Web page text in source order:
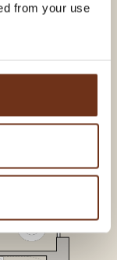
from your use